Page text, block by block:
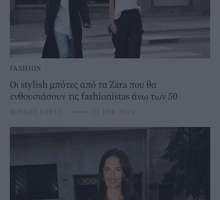
FASHION
Οι stylish μπότες από τα Zara που θα
ενθουσιάσουν τις fashionistas άνω των 50
BOVARY LOVES ⸻ 21 FEB 2023